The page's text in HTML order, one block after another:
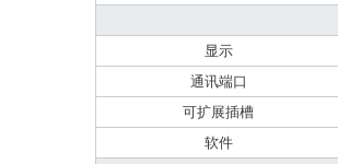
显示
通讯端口
可扩展插槽
软件